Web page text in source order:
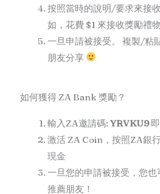
按照當時的說明/要求來接
如，花費 $1 來接收獎勵禮物
一旦申請被接受。 複製/粘
朋友分享
如何獲得 ZA Bank 獎勵？
輸入ZA邀請碼:YRVKU9
激活 ZA Coin，按照ZA銀
現金
一旦您的申請被接受，您
推薦朋友！